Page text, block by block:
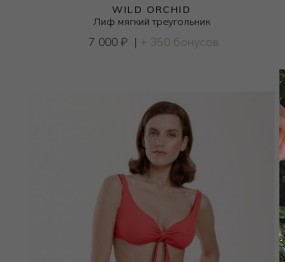
WILD ORCHID
Лиф мягкий треугольник
7 000 ₽ | + 350 бонусов